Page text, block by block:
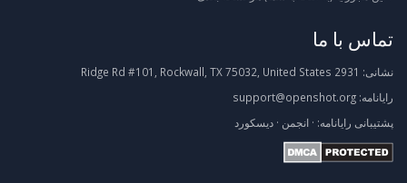
تماس با ما
نشانی:
رایانامه: support@openshot.org
پشتیبانی رایانامه: · انجمن · دیسکورد